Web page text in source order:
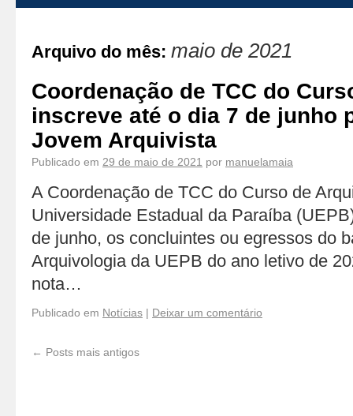
Arquivo do mês: maio de 2021
Coordenação de TCC do
inscreve até o dia 7 de junho
Jovem Arquivista
Publicado em 29 de maio de 2021 por manuelamaia
A Coordenação de TCC do Curso de
Universidade Estadual da Paraíba
de junho, os concluintes ou egressos do
Arquivologia da UEPB do ano letivo de
nota…
Publicado em Notícias | Deixar um comentário
← Posts mais antigos